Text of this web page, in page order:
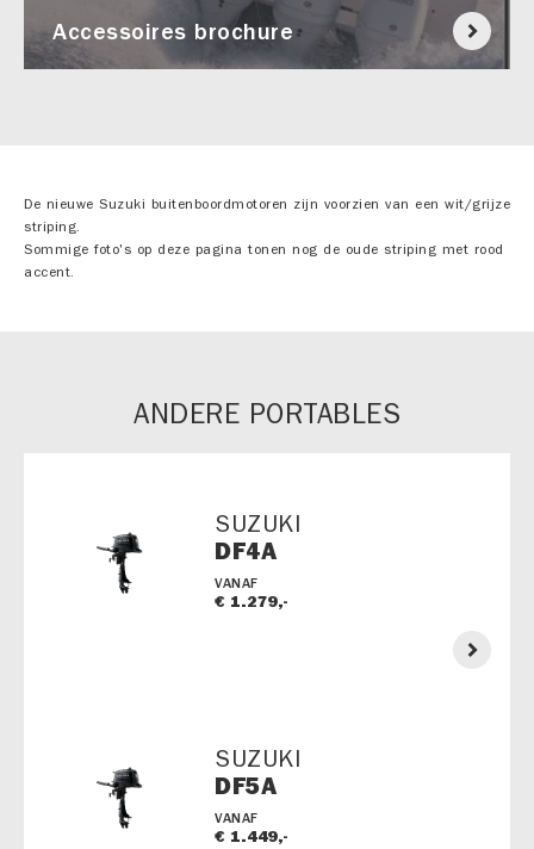
Accessoires brochure
De nieuwe Suzuki buitenboordmotoren zijn voorzien van een wit/grijze
striping.
Sommige foto's op deze pagina tonen nog de oude striping met rood
accent.
ANDERE PORTABLES
SUZUKI
DF4A
VANAF
€ 1.279,-
SUZUKI
DF5A
VANAF
€ 1.449,-